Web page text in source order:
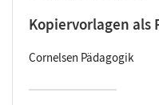
Kopiervorlagen als
Cornelsen Pädagogik